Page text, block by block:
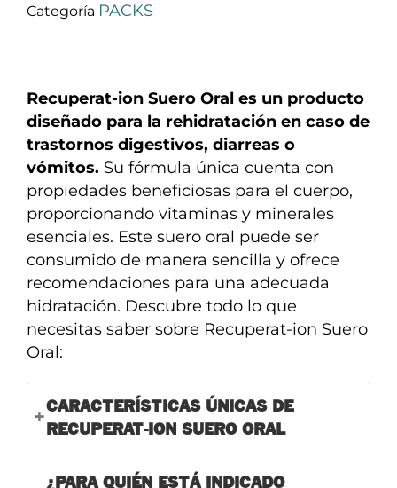
Categoría PACKS
Recuperat-ion Suero Oral es un producto
diseñado para la rehidratación en caso de
trastornos digestivos, diarreas o
vómitos. Su fórmula única cuenta con
propiedades beneficiosas para el cuerpo,
proporcionando vitaminas y minerales
esenciales. Este suero oral puede ser
consumido de manera sencilla y ofrece
recomendaciones para una adecuada
hidratación. Descubre todo lo que
necesitas saber sobre Recuperat-ion Suero
Oral:
CARACTERÍSTICAS ÚNICAS DE
RECUPERAT-ION SUERO ORAL
¿PARA QUIÉN ESTÁ INDICADO